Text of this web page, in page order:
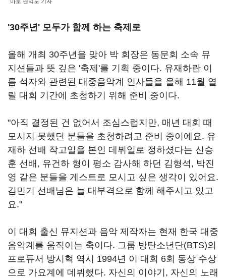
'30주년' 모두가 함께 하는 축제로
올해 개최 30주년을 맞아 박 회장은 동문회 소속 뮤
지션들과 뜻 깊은 '축제'를 기획 중이다. 유재하란 이
름 석자와 관련된 대중음악계 인사들을 올해 11월 열
릴 대회 기간에 초청하기 위해 준비 중이다.
"아직 결정된 건 없어서 조심스럽지만, 매년 대회 때
모시지 못했던 분들을 초청하려고 준비 중이에요. 유
재하 선배 작고일을 본인 데뷔일로 정하셨다는 신승
훈 선배, 유건하 형이 평소 감사해 하던 김형석, 박진
영 같은 분들을 게스트로 모시고 싶은 생각이 있어요.
김민기 선배님은 늘 대부격으로 함께 해주시고 있고
요."
이 대회 출신 뮤지션과 음악 제작자는 현재 한국 대중
음악계를 움직이는 축이다. 그룹 방탄소년단(BTS)의
프로듀서 방시혁 역시
1994년 이 대회 6회 동상 수상
으로 가요계에 데뷔했다. 자신의 이야기 , 자신의 노래